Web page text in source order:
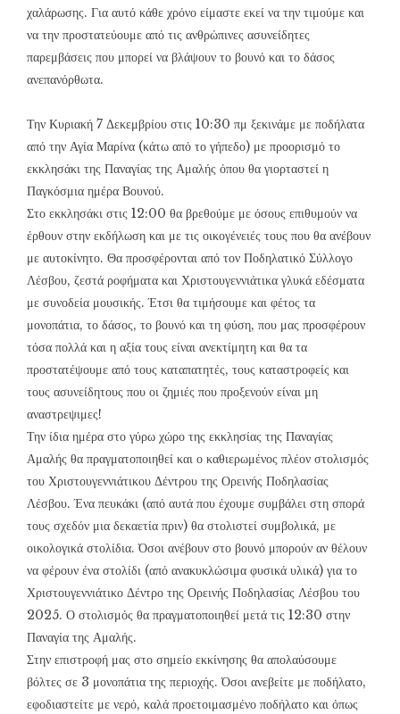
χαλάρωσης. Για αυτό κάθε χρόνο είμαστε εκεί να την τιμούμε και
να την προστατεύουμε από τις ανθρώπινες ασυνείδητες
παρεμβάσεις που μπορεί να βλάψουν το βουνό και το δάσος
ανεπανόρθωτα.
Την Κυριακή 7 Δεκεμβρίου στις 10:30 πμ ξεκινάμε με ποδήλατα
από την Αγία Μαρίνα (κάτω από το γήπεδο) με προορισμό το
εκκλησάκι της Παναγίας της Αμαλής όπου θα γιορταστεί η
Παγκόσμια ημέρα Βουνού.
Στο εκκλησάκι στις 12:00 θα βρεθούμε με όσους επιθυμούν να
έρθουν στην εκδήλωση και με τις οικογένειές τους που θα ανέβουν
με αυτοκίνητο. Θα προσφέρονται από τον Ποδηλατικό Σύλλογο
Λέσβου, ζεστά ροφήματα και Χριστουγεννιάτικα γλυκά εδέσματα
με συνοδεία μουσικής. Έτσι θα τιμήσουμε και φέτος τα
μονοπάτια, το δάσος, το βουνό και τη φύση, που μας προσφέρουν
τόσα πολλά και η αξία τους είναι ανεκτίμητη και θα τα
προστατέψουμε από τους καταπατητές, τους καταστροφείς και
τους ασυνείδητους που οι ζημιές που προξενούν είναι μη
αναστρεψιμες!
Την ίδια ημέρα στο γύρω χώρο της εκκλησίας της Παναγίας
Αμαλής θα πραγματοποιηθεί και ο καθιερωμένος πλέον στολισμός
του Χριστουγεννιάτικου Δέντρου της Ορεινής Ποδηλασίας
Λέσβου. Ένα πευκάκι (από αυτά που έχουμε συμβάλει στη σπορά
τους σχεδόν μια δεκαετία πριν) θα στολιστεί συμβολικά, με
οικολογικά στολίδια. Όσοι ανέβουν στο βουνό μπορούν αν θέλουν
να φέρουν ένα στολίδι (από ανακυκλώσιμα φυσικά υλικά) για το
Χριστουγεννιάτικο Δέντρο της Ορεινής Ποδηλασίας Λέσβου του
2025. Ο στολισμός θα πραγματοποιηθεί μετά τις 12:30 στην
Παναγία της Αμαλής.
Στην επιστροφή μας στο σημείο εκκίνησης θα απολαύσουμε
βόλτες σε 3 μονοπάτια της περιοχής. Όσοι ανεβείτε με ποδήλατο,
εφοδιαστείτε με νερό, καλά προετοιμασμένο ποδήλατο και όπως